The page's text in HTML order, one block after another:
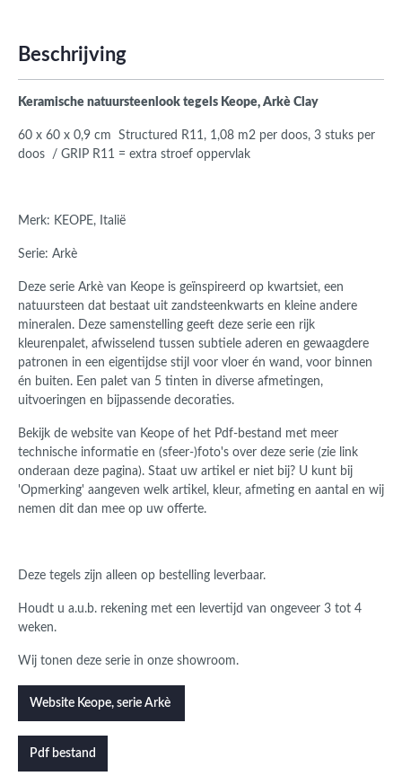
Beschrijving
Keramische natuursteenlook tegels Keope, Arkè Clay
60 x 60 x 0,9 cm Structured R11, 1,08 m2 per doos, 3 stuks per
doos / GRIP R11 = extra stroef oppervlak
Merk: KEOPE, Italië
Serie: Arkè
Deze serie Arkè van Keope is geïnspireerd op kwartsiet, een
natuursteen dat bestaat uit zandsteenkwarts en kleine andere
mineralen. Deze samenstelling geeft deze serie een rijk
kleurenpalet, afwisselend tussen subtiele aderen en gewaagdere
patronen in een eigentijdse stijl voor vloer én wand, voor binnen
én buiten. Een palet van 5 tinten in diverse afmetingen,
uitvoeringen en bijpassende decoraties.
Bekijk de website van Keope of het Pdf-bestand met meer
technische informatie en (sfeer-)foto's over deze serie (zie link
onderaan deze pagina). Staat uw artikel er niet bij? U kunt bij
'Opmerking' aangeven welk artikel, kleur, afmeting en aantal en wij
nemen dit dan mee op uw offerte.
Deze tegels zijn alleen op bestelling leverbaar.
Houdt u a.u.b. rekening met een levertijd van ongeveer 3 tot 4
weken.
Wij tonen deze serie in onze showroom.
Website Keope, serie Arkè
Pdf bestand